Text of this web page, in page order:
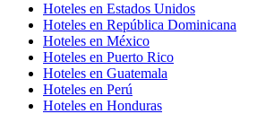
Hoteles en Estados Unidos
Hoteles en República Dominicana
Hoteles en México
Hoteles en Puerto Rico
Hoteles en Guatemala
Hoteles en Perú
Hoteles en Honduras